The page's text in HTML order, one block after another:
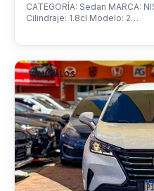
CATEGORÍA: Sedan MARCA:
Cilindraje: 1.8cl Modelo: 2…
VEHÍCULOS